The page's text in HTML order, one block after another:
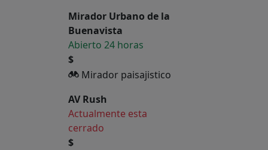
Mirador Urbano de la
Buenavista
Abierto 24 horas
$
Mirador paisajistico
AV Rush
Actualmente esta
cerrado
$